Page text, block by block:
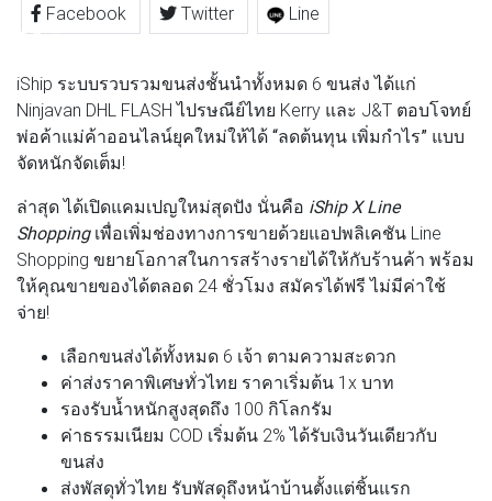
Facebook Twitter Line
iShip ระบบรวบรวมขนส่งชั้นนำทั้งหมด 6 ขนส่ง ได้แก่
Ninjavan DHL FLASH ไปรษณีย์ไทย Kerry และ J&T ตอบโจทย์
พ่อค้าแม่ค้าออนไลน์ยุคใหม่ให้ได้ “ลดต้นทุน เพิ่มกำไร” แบบ
จัดหนักจัดเต็ม!
ล่าสุด ได้เปิดแคมเปญใหม่สุดปัง นั่นคือ iShip X Line
Shoppingเพื่อเพิ่มช่องทางการขายด้วยแอปพลิเคชัน Line
Shopping ขยายโอกาสในการสร้างรายได้ให้กับร้านค้า พร้อม
ให้คุณขายของได้ตลอด 24 ชั่วโมง สมัครได้ฟรี ไม่มีค่าใช้
จ่าย!
เลือกขนส่งได้ทั้งหมด 6 เจ้า ตามความสะดวก
ค่าส่งราคาพิเศษทั่วไทย ราคาเริ่มต้น 1x บาท
รองรับน้ำหนักสูงสุดถึง 100 กิโลกรัม
ค่าธรรมเนียม COD เริ่มต้น 2% ได้รับเงินวันเดียวกับ
ขนส่ง
ส่งพัสดุทั่วไทย รับพัสดุถึงหน้าบ้านตั้งแต่ชิ้นแรก